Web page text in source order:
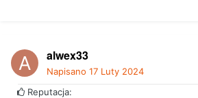
alwex33
Napisano 17 Luty 2024
Reputacja: